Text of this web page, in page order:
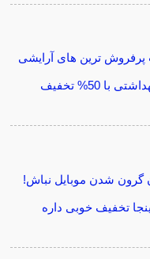
ترین های آرایشی
با 50% تخفیف
گرون شدن موبایل نباش!
اینجا تخفیف خوبی داره